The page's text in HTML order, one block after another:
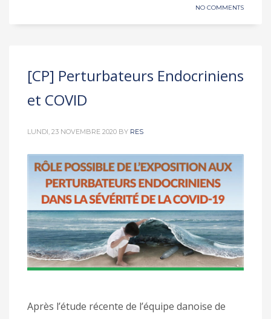
NO COMMENTS
[CP] Perturbateurs Endocriniens
et COVID
LUNDI, 23 NOVEMBRE 2020 BY RES
Après l’étude récente de l’équipe danoise de